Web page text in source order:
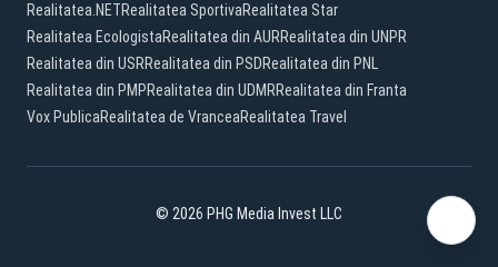
Realitatea.NETRealitatea SportivaRealitatea Star
Realitatea EcologistaRealitatea din AURRealitatea din UNPR
Realitatea din USRRealitatea din PSDRealitatea din PNL
Realitatea din PMPRealitatea din UDMRRealitatea din Franta
Vox PublicaRealitatea de VranceaRealitatea Travel
© 2026 PHG Media Invest LLC